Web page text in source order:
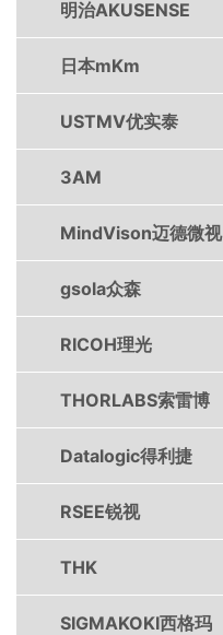
明治AKUSENSE
日本mKm
USTMV优实泰
3AM
MindVison迈德微视
gsola众森
RICOH理光
THORLABS索雷博
Datalogic得利捷
RSEE锐视
THK
SIGMAKOKI西格玛